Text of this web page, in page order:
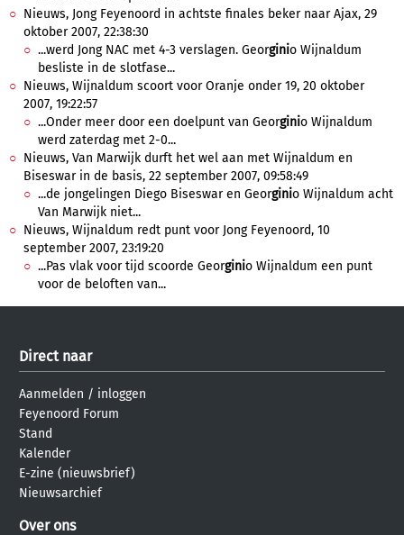
Nieuws, Jong Feyenoord in achtste finales beker naar Ajax, 29
oktober 2007, 22:38:30
...werd Jong NAC met 4-3 verslagen. Georginio Wijnaldum
besliste in de slotfase...
Nieuws, Wijnaldum scoort voor Oranje onder 19, 20 oktober
2007, 19:22:57
...Onder meer door een doelpunt van Georginio Wijnaldum
werd zaterdag met 2-0...
Nieuws, Van Marwijk durft het wel aan met Wijnaldum en
Biseswar in de basis, 22 september 2007, 09:58:49
...de jongelingen Diego Biseswar en Georginio Wijnaldum acht
Van Marwijk niet...
Nieuws, Wijnaldum redt punt voor Jong Feyenoord, 10
september 2007, 23:19:20
...Pas vlak voor tijd scoorde Georginio Wijnaldum een punt
voor de beloften van...
Direct naar
Aanmelden / inloggen
Feyenoord Forum
Stand
Kalender
E-zine (nieuwsbrief)
Nieuwsarchief
Over ons